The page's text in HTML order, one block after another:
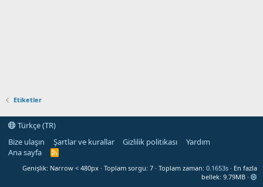
Etiketler
Türkçe (TR)
Bize ulaşın
Şartlar ve kurallar Gizlilik politikası
Yardım
Ana sayfa
R
S
Genişlik Toplam sorgu 7 Toplam zaman 0.1653s
En fazla
bellek 9.79MB